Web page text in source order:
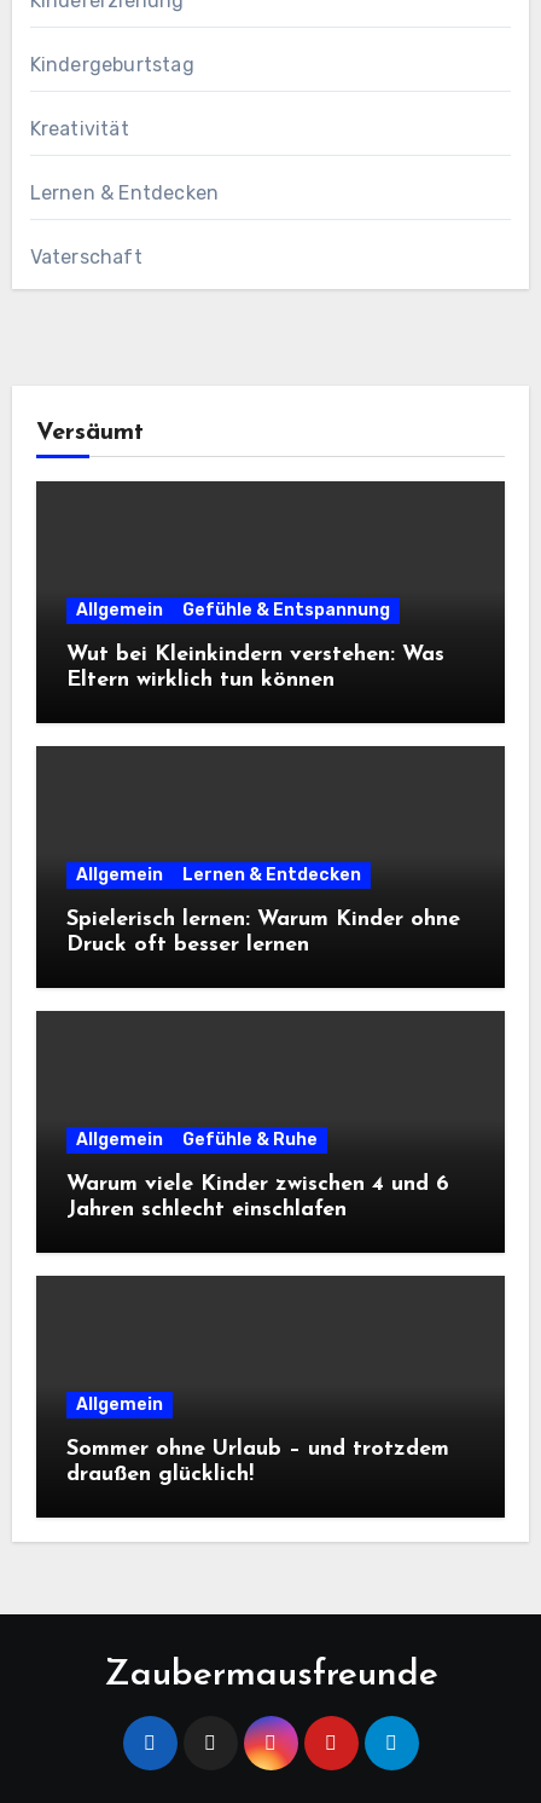
Kindergeburtstag
Kreativität
Lernen & Entdecken
Vaterschaft
Versäumt
Allgemein Gefühle & Entspannung
Wut bei Kleinkindern verstehen: Was
Eltern wirklich tun können
Allgemein Lernen & Entdecken
Spielerisch lernen: Warum Kinder ohne
Druck oft besser lernen
Allgemein Gefühle & Ruhe
Warum viele Kinder zwischen 4 und 6
Jahren schlecht einschlafen
Allgemein
Sommer ohne Urlaub – und trotzdem
draußen glücklich!
Zaubermausfreunde